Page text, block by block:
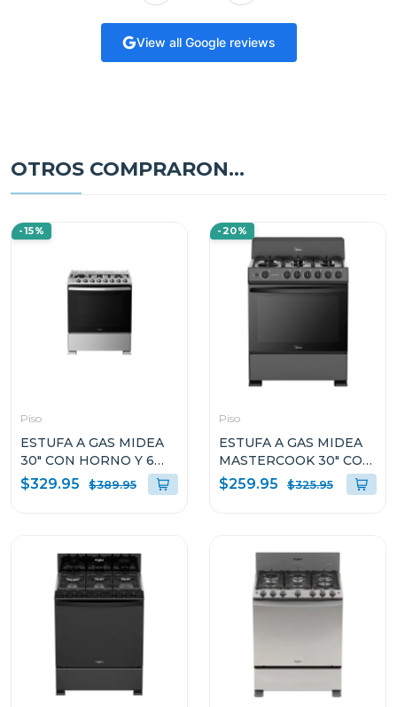
View all Google reviews
OTROS COMPRARON...
-15%
Piso
ESTUFA A GAS MIDEA
30" CON HORNO Y 6
QUEMADORES
MGS30FS1LIFSSST
$329.95 $389.95
-20%
Piso
ESTUFA A GAS MIDEA
MASTERCOOK 30" CON
HORNO Y 6
QUEMADORES
$259.95 $325.95